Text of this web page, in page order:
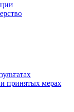
принятых мерах